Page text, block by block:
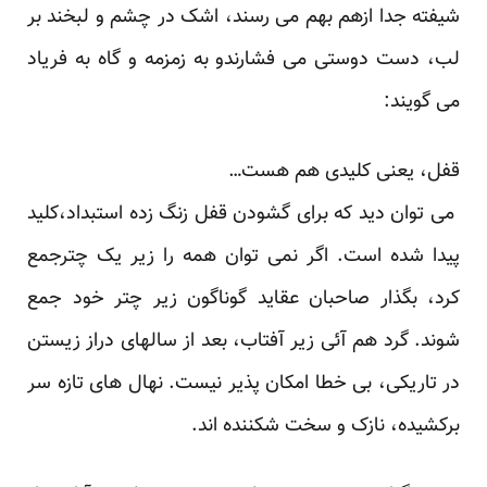
شیفته جدا ازهم بهم می رسند، اشک در چشم و لبخند بر
لب، دست دوستی می فشارندو به زمزمه و گاه به فریاد
می گویند:
قفل، یعنی کلیدی هم هست…
می توان دید که برای گشودن قفل زنگ زده استبداد،کلید
پیدا شده است. اگر نمی توان همه را زیر یک چترجمع
کرد، بگذار صاحبان عقاید گوناگون زیر چتر خود جمع
شوند. گرد هم آئی زیر آفتاب، بعد از سالهای دراز زیستن
در تاریکی، بی خطا امکان پذیر نیست. نهال های تازه سر
برکشیده، نازک و سخت شکننده اند.